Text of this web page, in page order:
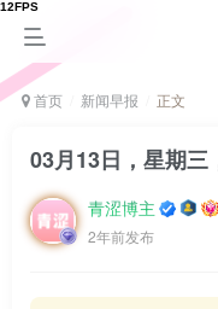
首页 新闻早报 正文
03月13日，星期三
青涩博主
2年前发布